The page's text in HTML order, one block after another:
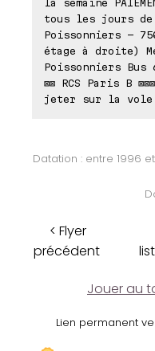
tous les jours de
Poissonniers -
étage à droite)
Poissonniers Bus
⊠⊠ RCS Paris B
jeter sur la vole
Datation : entre 1996
< Flyer
précédent
Jouer au
Lien permanent